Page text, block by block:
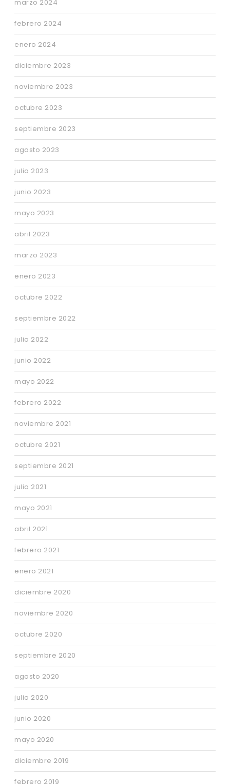
marzo 2024
febrero 2024
enero 2024
diciembre 2023
noviembre 2023
octubre 2023
septiembre 2023
agosto 2023
julio 2023
junio 2023
mayo 2023
abril 2023
marzo 2023
enero 2023
octubre 2022
septiembre 2022
julio 2022
junio 2022
mayo 2022
febrero 2022
noviembre 2021
octubre 2021
septiembre 2021
julio 2021
mayo 2021
abril 2021
febrero 2021
enero 2021
diciembre 2020
noviembre 2020
octubre 2020
septiembre 2020
agosto 2020
julio 2020
junio 2020
mayo 2020
diciembre 2019
febrero 2019